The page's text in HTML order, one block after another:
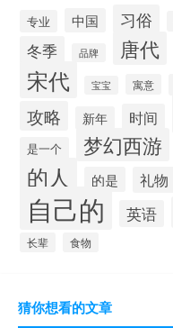
专业 中国 习俗
冬季 品牌 唐代
宋代 宝宝 寓意
攻略 新年 时间
是一个 梦幻西游
的人 的是 礼物
自己的 英语
长辈 食物
猜你想看的文章